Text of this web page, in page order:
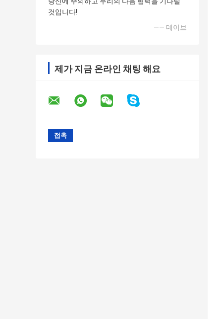
것입니다!
—— 데이브
제가 지금 온라인 채팅 해요